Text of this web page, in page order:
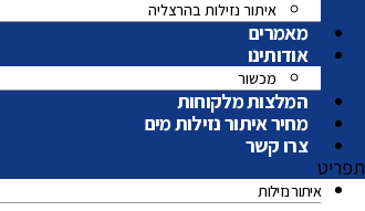
איתור נזילות בהרצליה
מאמרים
אודותינו
מכשור
המלצות מלקוחות
מחיר איתור נזילות מים
צרו קשר
תפריט
איתור נזילות